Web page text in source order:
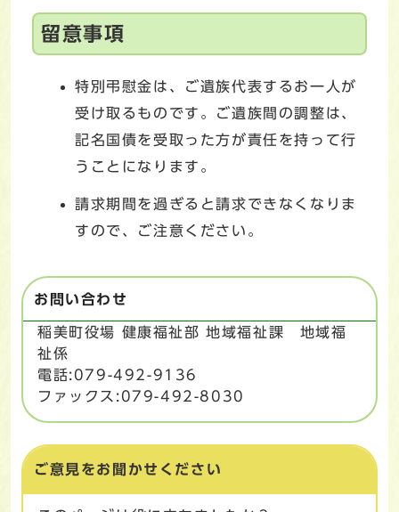
留意事項
特別弔慰金は、ご遺族代表するお一人が
受け取るものです。ご遺族間の調整は、
記名国債を受取った方が責任を持って行
うことになります。
請求期間を過ぎると請求できなくなりま
すので、ご注意ください。
お問い合わせ
稲美町役場 健康福祉部 地域福祉課 地域福
祉係
電話:079-492-9136
ファックス:079-492-8030
ご意見をお聞かせください